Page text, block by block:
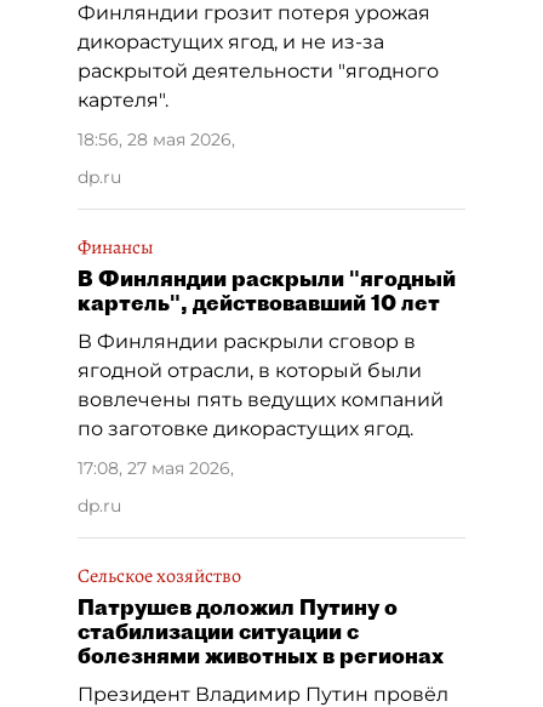
Финляндии грозит потеря урожая
дикорастущих ягод, и не из-за
раскрытой деятельности "ягодного
картеля".
18:56, 28 мая 2026,
dp.ru
Финансы
В Финляндии раскрыли "ягодный
картель", действовавший 10 лет
В Финляндии раскрыли сговор в
ягодной отрасли, в который были
вовлечены пять ведущих компаний
по заготовке дикорастущих ягод.
17:08, 27 мая 2026,
dp.ru
Сельское хозяйство
Патрушев доложил Путину о
стабилизации ситуации с
болезнями животных в регионах
Президент Владимир Путин провёл